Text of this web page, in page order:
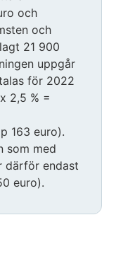
och
och
21 900
uppgår
för 2022
2,5 % =
163 euro).
som med
därför endast
euro).